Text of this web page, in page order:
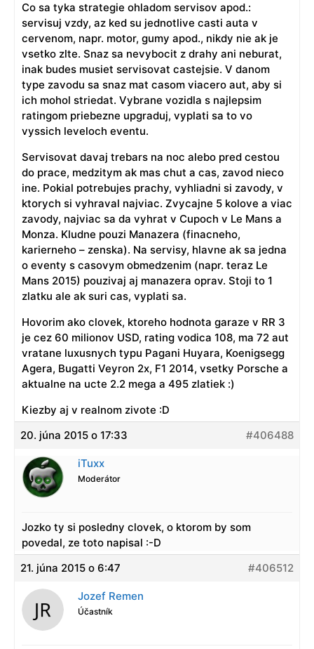
Co sa tyka strategie ohladom servisov apod.:
servisuj vzdy, az ked su jednotlive casti auta v
cervenom, napr. motor, gumy apod., nikdy nie ak je
vsetko zlte. Snaz sa nevybocit z drahy ani neburat,
inak budes musiet servisovat castejsie. V danom
type zavodu sa snaz mat casom viacero aut, aby si
ich mohol striedat. Vybrane vozidla s najlepsim
ratingom priebezne upgraduj, vyplati sa to vo
vyssich leveloch eventu.
Servisovat davaj trebars na noc alebo pred cestou
do prace, medzitym ak mas chut a cas, zavod nieco
ine. Pokial potrebujes prachy, vyhliadni si zavody, v
ktorych si vyhraval najviac. Zvycajne 5 kolove a viac
zavody, najviac sa da vyhrat v Cupoch v Le Mans a
Monza. Kludne pouzi Manazera (finacneho,
karierneho – zenska). Na servisy, hlavne ak sa jedna
o eventy s casovym obmedzenim (napr. teraz Le
Mans 2015) pouzivaj aj manazera oprav. Stoji to 1
zlatku ale ak suri cas, vyplati sa.
Hovorim ako clovek, ktoreho hodnota garaze v RR 3
je cez 60 milionov USD, rating vodica 108, ma 72 aut
vratane luxusnych typu Pagani Huyara, Koenigsegg
Agera, Bugatti Veyron 2x, F1 2014, vsetky Porsche a
aktualne na ucte 2.2 mega a 495 zlatiek :)
Kiezby aj v realnom zivote :D
20. júna 2015 o 17:33
#406488
iTuxx
Moderátor
Jozko ty si posledny clovek, o ktorom by som
povedal, ze toto napisal :-D
21. júna 2015 o 6:47
#406512
Jozef Remen
Účastník